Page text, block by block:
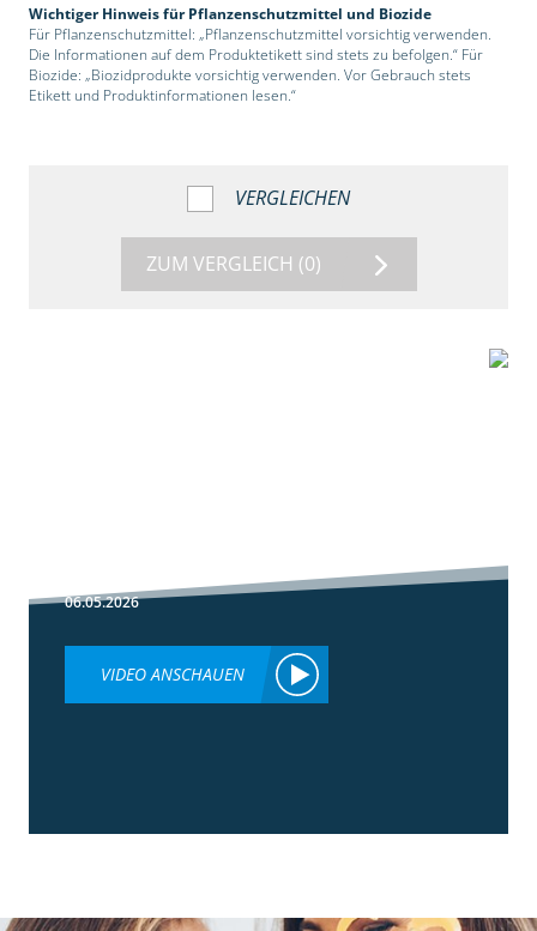
Wichtiger Hinweis für Pflanzenschutzmittel und Biozide
Für Pflanzenschutzmittel: „Pflanzenschutzmittel vorsichtig verwenden.
Die Informationen auf dem Produktetikett sind stets zu befolgen.“ Für
Biozide: „Biozidprodukte vorsichtig verwenden. Vor Gebrauch stets
Etikett und Produktinformationen lesen.“
VERGLEICHEN
ZUM VERGLEICH (0)
06.05.2026
VIDEO ANSCHAUEN